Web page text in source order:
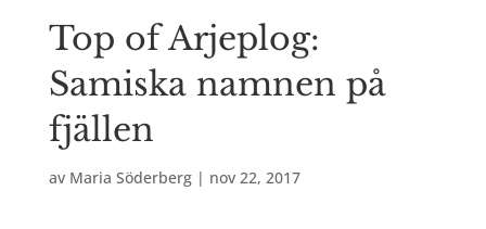
Top of Arjeplog:
Samiska namnen på
fjällen
av Maria Söderberg| nov 22, 2017